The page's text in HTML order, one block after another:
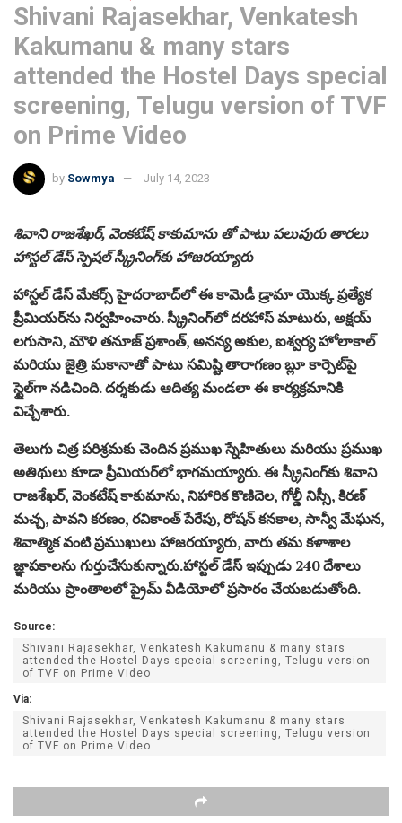
Shivani Rajasekhar, Venkatesh
Kakumanu & many stars
attended the Hostel Days special
screening, Telugu version of TVF
on Prime Video
by Sowmya July 14, 2023
శివాని రాజశేఖర్, వెంకటేష్ కాకుమాను తో పాటు పలువురు తారలు
హాస్టల్ డేస్ స్పెషల్ స్క్రీనింగ్‌కు హాజరయ్యారు
హాస్టల్ డేస్ మేకర్స్ హైదరాబాద్‌లో ఈ కామెడీ డ్రామా యొక్క ప్రత్యేక
ప్రీమియర్‌ను నిర్వహించారు. స్క్రీనింగ్‌లో దరహాస్ మాటురు, అక్షయ్
లగుసాని, మౌళి తనూజ్ ప్రశాంత్, అనన్య అకుల, ఐశ్వర్య హోలాకాల్
మరియు జైత్రి మకానాతో పాటు సమిష్టి తారాగణం బ్లూ కార్పెట్‌పై
స్టైల్‌గా నడిచింది. దర్శకుడు ఆదిత్య మండలా ఈ కార్యక్రమానికి
విచ్చేశారు.
తెలుగు చిత్ర పరిశ్రమకు చెందిన ప్రముఖ స్నేహితులు మరియు ప్రముఖ
అతిథులు కూడా ప్రీమియర్‌లో భాగమయ్యారు. ఈ స్క్రీనింగ్‌కు శివాని
రాజశేఖర్, వెంకటేష్ కాకుమాను, నిహారిక కొణిదెల, గోల్డీ నిస్సీ, కిరణ్
మచ్చ, పావని కరణం, రవికాంత్ పేరేపు, రోషన్ కనకాల, సాన్వీ మేఘన,
శివాత్మిక వంటి ప్రముఖులు హాజరయ్యారు, వారు తమ కళాశాల
జ్ఞాపకాలను గుర్తుచేసుకున్నారు.హాస్టల్ డేస్ ఇప్పుడు 240 దేశాలు
మరియు ప్రాంతాలలో ప్రైమ్ వీడియోలో ప్రసారం చేయబడుతోంది.
Source:
Shivani Rajasekhar, Venkatesh Kakumanu & many stars
attended the Hostel Days special screening, Telugu version
of TVF on Prime Video
Via:
Shivani Rajasekhar, Venkatesh Kakumanu & many stars
attended the Hostel Days special screening, Telugu version
of TVF on Prime Video